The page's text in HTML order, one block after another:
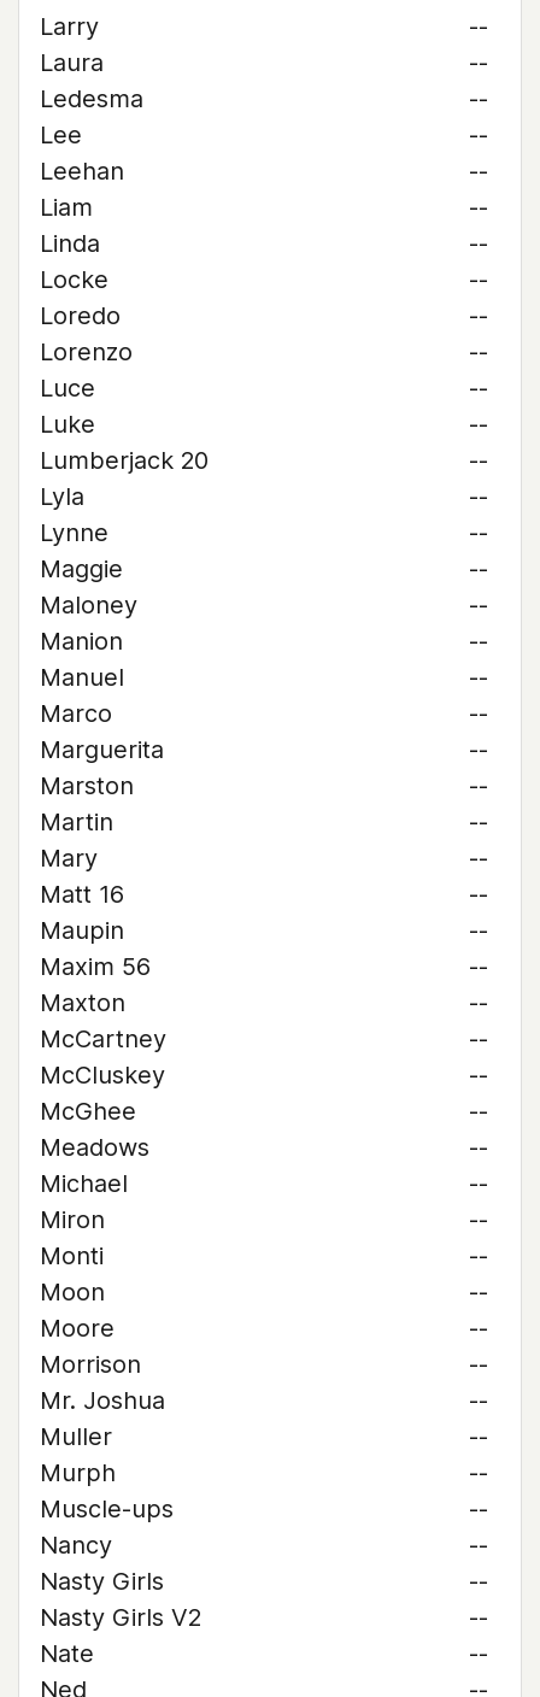
Larry
--
Laura
--
Ledesma
--
Lee
--
Leehan
--
Liam
--
Linda
--
Locke
--
Loredo
--
Lorenzo
--
Luce
--
Luke
--
Lumberjack 20
--
Lyla
--
Lynne
--
Maggie
--
Maloney
--
Manion
--
Manuel
--
Marco
--
Marguerita
--
Marston
--
Martin
--
Mary
--
Matt 16
--
Maupin
--
Maxim 56
--
Maxton
--
McCartney
--
McCluskey
--
McGhee
--
Meadows
--
Michael
--
Miron
--
Monti
--
Moon
--
Moore
--
Morrison
--
Mr. Joshua
--
Muller
--
Murph
--
Muscle-ups
--
Nancy
--
Nasty Girls
--
Nasty Girls V2
--
Nate
--
Ned
--